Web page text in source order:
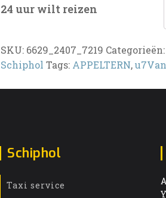
24 uur wilt reizen
SKU: 6629_2407_7219 Categorieën:
Schiphol Tags: APPELTERN,
Schiphol
Taxi service